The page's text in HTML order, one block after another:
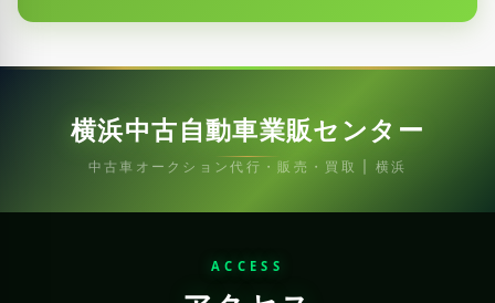
横浜中古自動車業販センター
中古車オークション代行・販売・買取 | 横浜
ACCESS